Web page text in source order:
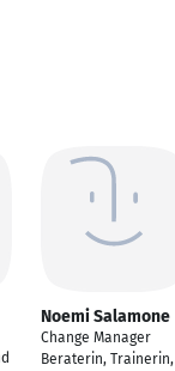
Noemi Salamone
Change Manager
Beraterin, Trainerin,